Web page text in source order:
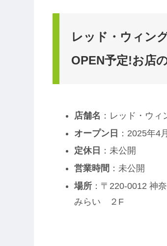
レッド・ウィン
OPEN予定!お店
店舗名 ：レッド・ウ
オープン日 ：2025年4
定休日 ：未公開
営業時間 ：未公開
場所：〒220-0012 神
みらい ２F